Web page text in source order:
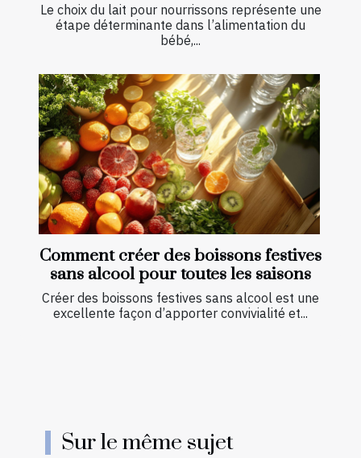
Le choix du lait pour nourrissons représente une
étape déterminante dans l’alimentation du
bébé,...
Comment créer des boissons festives
sans alcool pour toutes les saisons
Créer des boissons festives sans alcool est une
excellente façon d’apporter convivialité et...
Sur le même sujet